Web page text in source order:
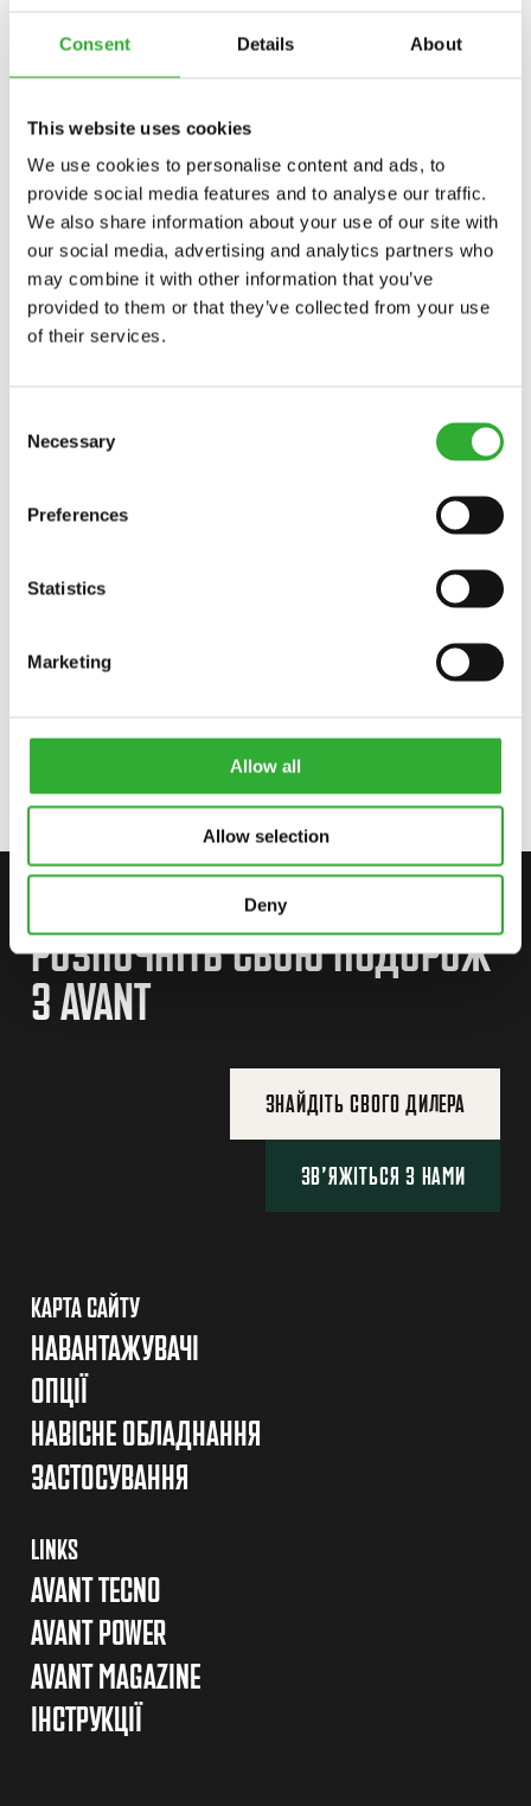
Consent Details About
This website uses cookies
We use cookies to personalise content and ads, to
provide social media features and to analyse our traffic.
We also share information about your use of our site with
our social media, advertising and analytics partners who
may combine it with other information that you’ve
provided to them or that they’ve collected from your use
of their services.
Selection
Necessary
Preferences
Statistics
Marketing
Allow all
Allow selection
Deny
СУМІСНІ МОДЕЛІ
НАВАНТАЖУВАЧА
Сумісний Пристосований Несумісний
220
Пристосований
225
Пристосований
225LPG
Пристосований
313S
Сумісний
320S
Сумісний
320S+
Сумісний
420
Сумісний
423
Сумісний
520
Сумісний
523
Сумісний
525LPG
Сумісний
528
Сумісний
530
Сумісний
630
Сумісний
635
Сумісний
635i
Сумісний
640
Сумісний
640i
Сумісний
СуміснийСуміснийПристосованийПристосованийПристосованийПристосованийПристосованийПристосованийПристосованийПристосованийПристосованийПристосованийСуміснийСуміснийСуміснийСуміснийСуміснийСумісний
e6
ДОСТУПНІ ОПЦІЇ
MOUNTING PLATE WHICH INCREASES TIPPING ANGLE BY
A36337
РОЗПОЧНІТЬ СВОЮ ПОДОРОЖ
З AVANT
ЗНАЙДІТЬ СВОГО ДИЛЕРА
ЗВ’ЯЖІТЬСЯ З НАМИ
КАРТА САЙТУ
НАВАНТАЖУВАЧІ
ОПЦІЇ
НАВІСНЕ ОБЛАДНАННЯ
ЗАСТОСУВАННЯ
LINKS
AVANT TECNO
AVANT POWER
AVANT MAGAZINE
ІНСТРУКЦІЇ